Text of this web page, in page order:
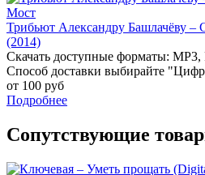
Трибьют Александру Башлачёву –
(2014)
Скачать доступные форматы:
Способ доставки выбирайте
от 100 руб
Подробнее
Сопутствующие